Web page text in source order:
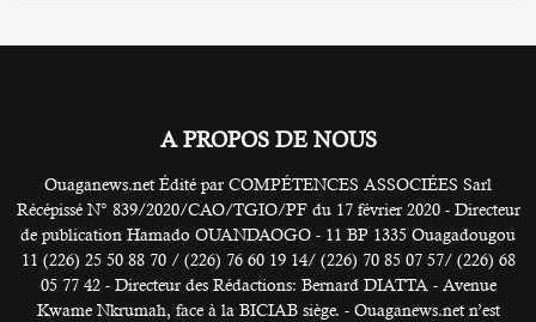
A PROPOS DE NOUS
Ouaganews.net Édité par COMPÉTENCES ASSOCIÉES Sarl
Récépissé N° 839/2020/CAO/TGIO/PF du 17 février 2020 - Directeur
de publication Hamado OUANDAOGO - 11 BP 1335 Ouagadougou
11 (226) 25 50 88 70 / (226) 76 60 19 14/ (226) 70 85 07 57/ (226) 68
05 77 42 - Directeur des Rédactions: Bernard DIATTA - Avenue
Kwame Nkrumah, face à la BICIAB siège. - Ouaganews.net n’est